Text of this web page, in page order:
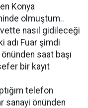
Konya
olmuştum..
nasıl gidileceği
adı Fuar şimdi
önünden saat başı
bir kayıt
telefon
sanayi önünden